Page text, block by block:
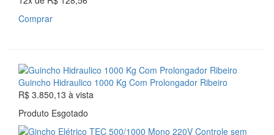
Comprar
Guincho Hidraulico 1000 Kg Com Prolongador Ribeiro
R$ 3.850,13 à vista
Produto Esgotado